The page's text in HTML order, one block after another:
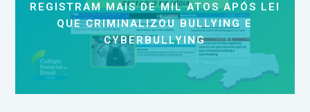
REGISTRAM MAIS DE MIL ATOS APÓS LEI
QUE CRIMINALIZOU BULLYING E
CYBERBULLYING